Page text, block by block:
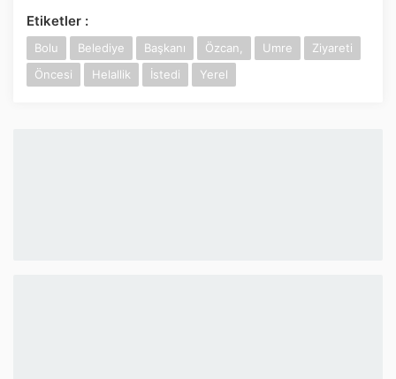
Etiketler :
Bolu Belediye Başkanı Özcan, Umre
Ziyareti
Öncesi
Helallik İstedi Yerel